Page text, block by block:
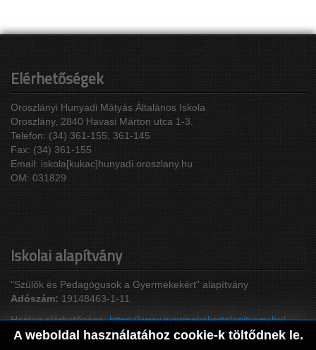
Elérhetőségek
Oroszlányi Hunyadi Mátyás Általános Iskola
Oroszlány, 2840 Havasi Márton utca 1-3.
Telefon: (34) 361-155, 361-145
Fax: (34) 361-155
Email: iskola[kukac]hunyadi.oroszlany.hu
OM: 031829
A weboldal használatához cookie-k töltődnek le.
Iskolai alapítvány
"Szülők és Pedagógusok a Gyermekekért" alapítvány
Adószám: 19148463-1-11
Honlap elérhetősége:https://www.gyermekekertalapitvany.hu/